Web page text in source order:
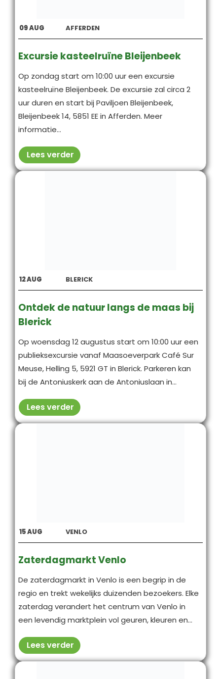
09AUG AFFERDEN
Excursie kasteelruïne Bleijenbeek
Op zondag start om 10:00 uur een excursie
kasteelruïne Bleijenbeek. De excursie zal circa 2
uur duren en start bij Paviljoen Bleijenbeek,
Bleijenbeek 14, 5851 EE in Afferden. Meer
informatie...
Lees verder
12AUG BLERICK
Ontdek de natuur langs de maas bij
Blerick
Op woensdag 12 augustus start om 10:00 uur een
publieksexcursie vanaf Maasoeverpark Café Sur
Meuse, Helling 5, 5921 GT in Blerick. Parkeren kan
bij de Antoniuskerk aan de Antoniuslaan in...
Lees verder
15AUG VENLO
Zaterdagmarkt Venlo
De zaterdagmarkt in Venlo is een begrip in de
regio en trekt wekelijks duizenden bezoekers. Elke
zaterdag verandert het centrum van Venlo in
een levendig marktplein vol geuren, kleuren en...
Lees verder